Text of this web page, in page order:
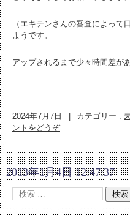
（エキテンさんの審査によっ
ようです。
アップされるまで少々時間差が
2024年7月7日 カテゴリー :
ントをどうぞ
2013年1月4日 12:47:37